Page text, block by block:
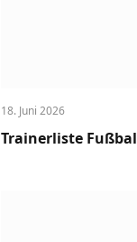
18. Juni 2026
Trainerliste